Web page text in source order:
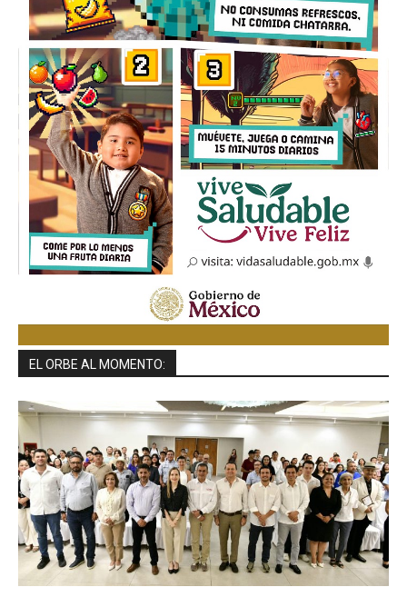
EL ORBE AL MOMENTO: